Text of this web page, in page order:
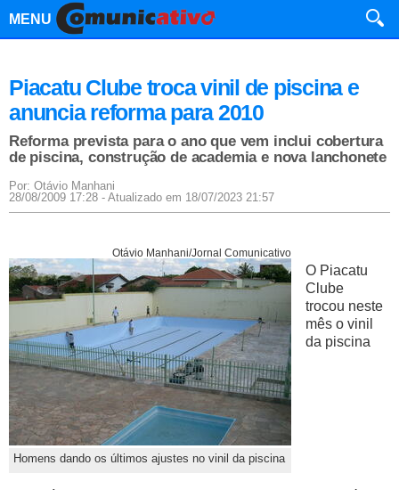
MENU
Piacatu Clube troca vinil de piscina e
anuncia reforma para 2010
Reforma prevista para o ano que vem inclui cobertura
de piscina, construção de academia e nova lanchonete
Por: Otávio Manhani
28/08/2009 17:28 - Atualizado em 18/07/2023 21:57
Otávio Manhani/Jornal Comunicativo
Homens dando os últimos ajustes no vinil da piscina
O Piacatu
Clube
trocou neste
mês o vinil
da piscina